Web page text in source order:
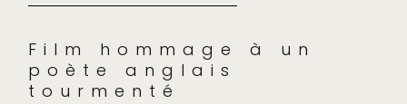
Film hommage à un
poète anglais
tourmenté